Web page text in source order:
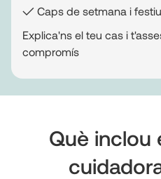
✓ Caps de setmana i
Explica'ns el teu cas i
compromís
Què inclou